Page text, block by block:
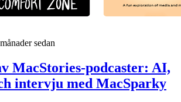
sedan
MacStories-podcaster: AI,
intervju med MacSparky